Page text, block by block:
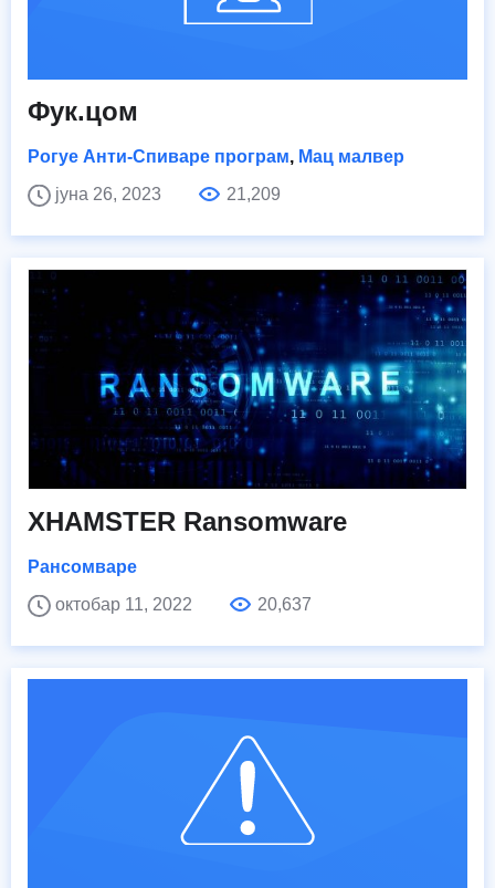
Фук.цом
Рогуе Анти-Спиваре програм, Мац малвер
јуна 26, 2023
21,209
XHAMSTER Ransomware
Рансомваре
октобар 11, 2022
20,637